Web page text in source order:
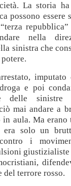
La storia
possono essere
nella
sinistra che
imputato
e poi
delle sinistre
mai andare a
in aula. Ma
era solo un
i
terrore rosso.